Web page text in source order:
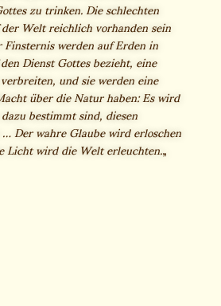
zu trinken. Die schlechten
Welt reichlich vorhanden sein
werden auf Erden in
Dienst Gottes bezieht, eine
und sie werden eine
über die Natur haben: Es wird
bestimmt sind, diesen
Der wahre Glaube wird erloschen
Licht wird die Welt erleuchten.„